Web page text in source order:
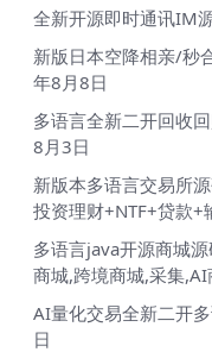
全新开源即时通讯IM
新版日本空降相亲/秒
年8月8日
多语言全新二开回收
8月3日
新版本多语言交易所
投资理财+NTF+贷款+
多语言java开源商城
商城,跨境商城,采集
AI量化交易全新二开
日